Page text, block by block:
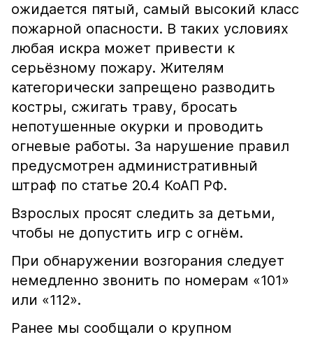
ожидается пятый, самый высокий класс
пожарной опасности. В таких условиях
любая искра может привести к
серьёзному пожару. Жителям
категорически запрещено разводить
костры, сжигать траву, бросать
непотушенные окурки и проводить
огневые работы. За нарушение правил
предусмотрен административный
штраф по статье 20.4 КоАП РФ.
Взрослых просят следить за детьми,
чтобы не допустить игр с огнём.
При обнаружении возгорания следует
немедленно звонить по номерам «101»
или «112».
Ранее мы сообщали о крупном